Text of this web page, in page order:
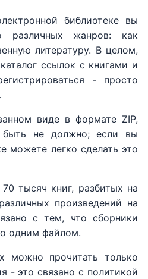
библиотеке вы
различных жанров: как
литературу. В целом,
ссылок с книгами и
- просто
виде в формате ZIP,
быть не должно; если вы
можете легко сделать это
тысяч книг, разбитых на
произведений на
с тем, что сборники
одним файлом.
можно прочитать только
- это связано с политикой